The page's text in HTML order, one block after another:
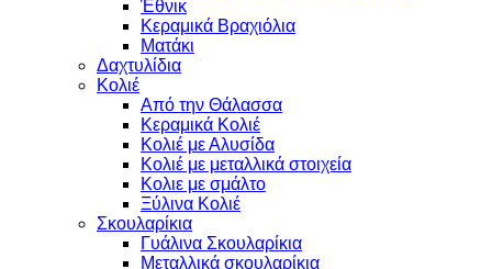
Έθνικ
Κεραμικά Βραχιόλια
Ματάκι
Δαχτυλίδια
Κολιέ
Από την Θάλασσα
Κεραμικά Κολιέ
Κολιέ με Αλυσίδα
Κολιέ με μεταλλικά στοιχεία
Κολιε με σμάλτο
Ξύλινα Κολιέ
Σκουλαρίκια
Γυάλινα Σκουλαρίκια
Μεταλλικά σκουλαρίκια